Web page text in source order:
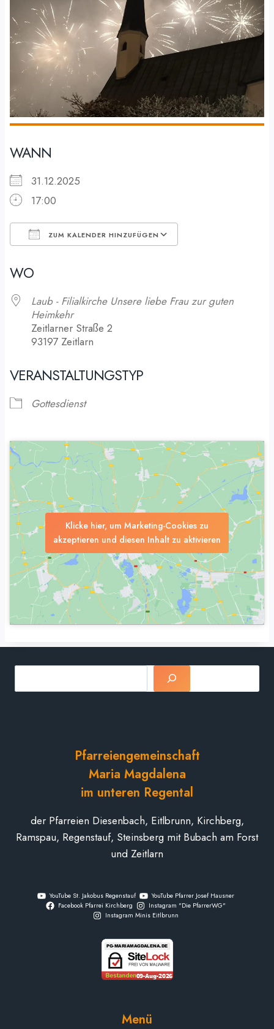
WANN
31.12.2025
17:00
ZUM KALENDER HINZUFÜGEN
WO
Laub - Filialkirche Unsere liebe Frau zur guten
Heimkehr
Zeitlarner Straße 2
93197 Zeitlarn
VERANSTALTUNGSTYP
Gottesdienst
Klicke hier, um Marketing-Cookies zu
akzeptieren und diesen Inhalt zu aktivieren
Suchen
Pfarreiengemeinschaft
Maria Magdalena
im unteren Regental
der Pfarreien Diesenbach, Eitlbrunn, Kirchberg,
Ramspau, Regenstauf, Steinsberg mit Bubach am Forst
und Zeitlarn
YouTube St. Jakobus Regenstauf
YouTube Pfarrer Josef Hausner
Facebook Pfarrei Kirchberg
Instagram "Die PfarrerWG"
Instagram Minis Eitlbrunn
Menü